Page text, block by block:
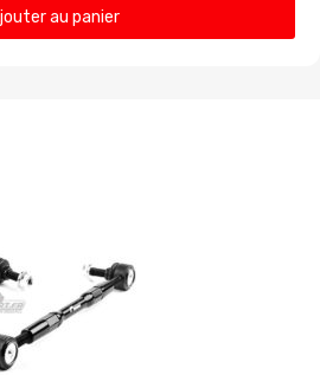
au panier